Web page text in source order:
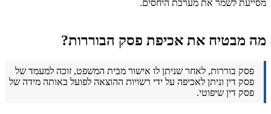
מסייעת לשמר את מערכת היחסים.
מה מבטיח את אכיפת פסק הבוררות?
פסק בוררות, לאחר שניתן לו אישור מבית המשפט, זוכה למעמד של
פסק דין וניתן לאכיפה על ידי רשויות ההוצאה לפועל באותה מידה של
פסק דין שיפוטי.